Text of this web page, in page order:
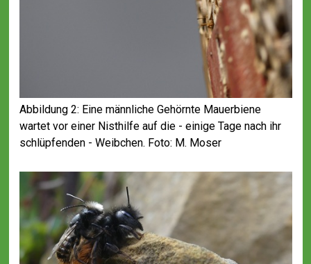
Abbildung 2: Eine männliche Gehörnte Mauerbiene
wartet vor einer Nisthilfe auf die - einige Tage nach ihr
schlüpfenden - Weibchen. Foto: M. Moser